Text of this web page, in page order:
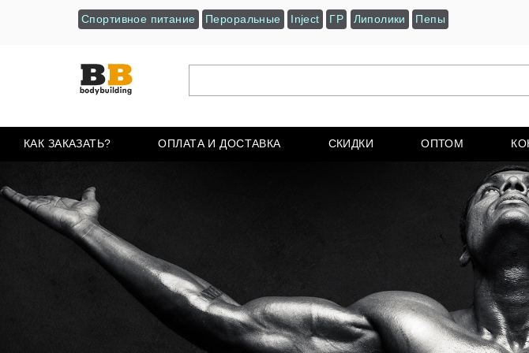
Спортивное питание Пероральные Inject ГР Липолики Пепы
КАК ЗАКАЗАТЬ? ОПЛАТА И ДОСТАВКА СКИДКИ ОПТОМ